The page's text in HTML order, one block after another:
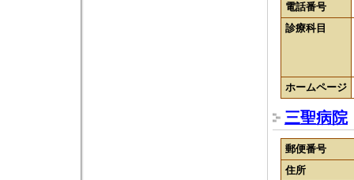
電話番号
診療科目
ホームページ
三聖病院
郵便番号
住所